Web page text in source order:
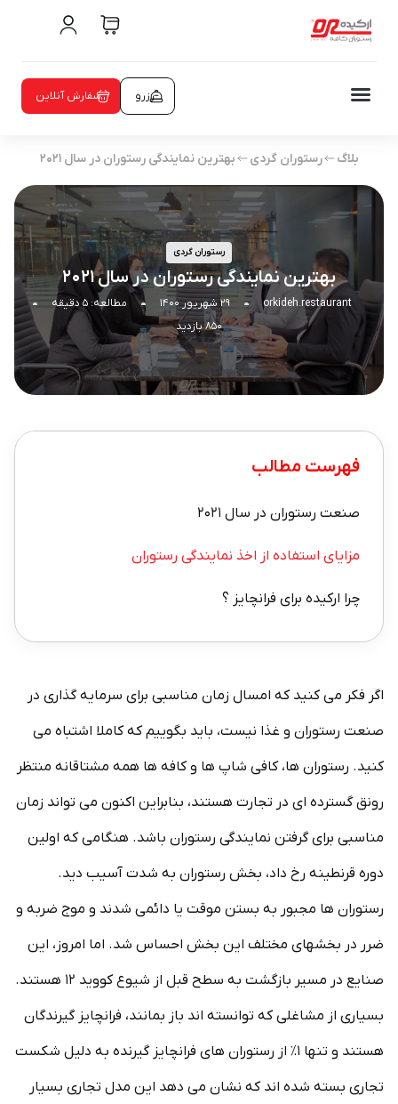
سفارش آنلاین رزرو
بلاگ رستوران گردی بهترین نمایندگی رستوران در سال ۲۰۲۱
رستوران گردی
بهترین نمایندگی رستوران در سال ۲۰۲۱
orkideh.restaurant ۲۹ شهریور ۱۴۰۰
مطالعه: ۵ دقیقه
۸۵۰ بازدید
فهرست مطالب
صنعت رستوران در سال ۲۰۲۱
مزایای استفاده از اخذ نمایندگی رستوران
چرا ارکیده برای فرانچایز ؟
اگر فکر می کنید که امسال زمان مناسبی برای سرمایه گذاری در
صنعت رستوران و غذا نیست، باید بگوییم که کاملا اشتباه می
کنید. رستوران ها، کافی شاپ ها و کافه ها همه مشتاقانه منتظر
رونق گسترده ای در تجارت هستند، بنابراین اکنون می تواند زمان
مناسبی برای گرفتن نمایندگی رستوران باشد. هنگامی که اولین
دوره قرنطینه رخ داد، بخش رستوران به شدت آسیب دید.
رستوران ها مجبور به بستن موقت یا دائمی شدند و موج ضربه و
ضرر در بخشهای مختلف این بخش احساس شد. اما امروز، این
صنایع در مسیر بازگشت به سطح قبل از شیوع کووید ۱۲ هستند.
بسیاری از مشاغلی که توانسته اند باز بمانند، فرانچایز گیرندگان
هستند و تنها ۱٪ از رستوران های فرانچایز گیرنده به دلیل شکست
تجاری بسته شده اند که نشان می دهد این مدل تجاری بسیار